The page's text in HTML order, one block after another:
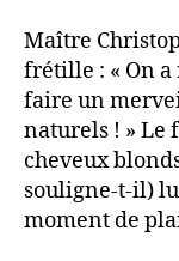
Maître
frétille : « On a
faire un
naturels ! » Le
cheveux
souligne-t-il)
moment de